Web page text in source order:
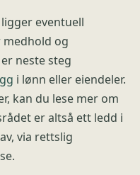
eventuell
og
neste steg
i lønn eller eiendeler.
kan du lese mer om
er altså ett ledd i
via rettslig